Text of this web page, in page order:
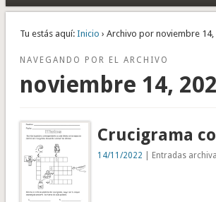
Tu estás aquí: Inicio › Archivo por noviembre 14,
NAVEGANDO POR EL ARCHIVO
noviembre 14,
Crucigrama
14/11/2022 | Entradas